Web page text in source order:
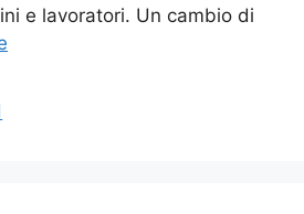
e lavoratori. Un cambio di